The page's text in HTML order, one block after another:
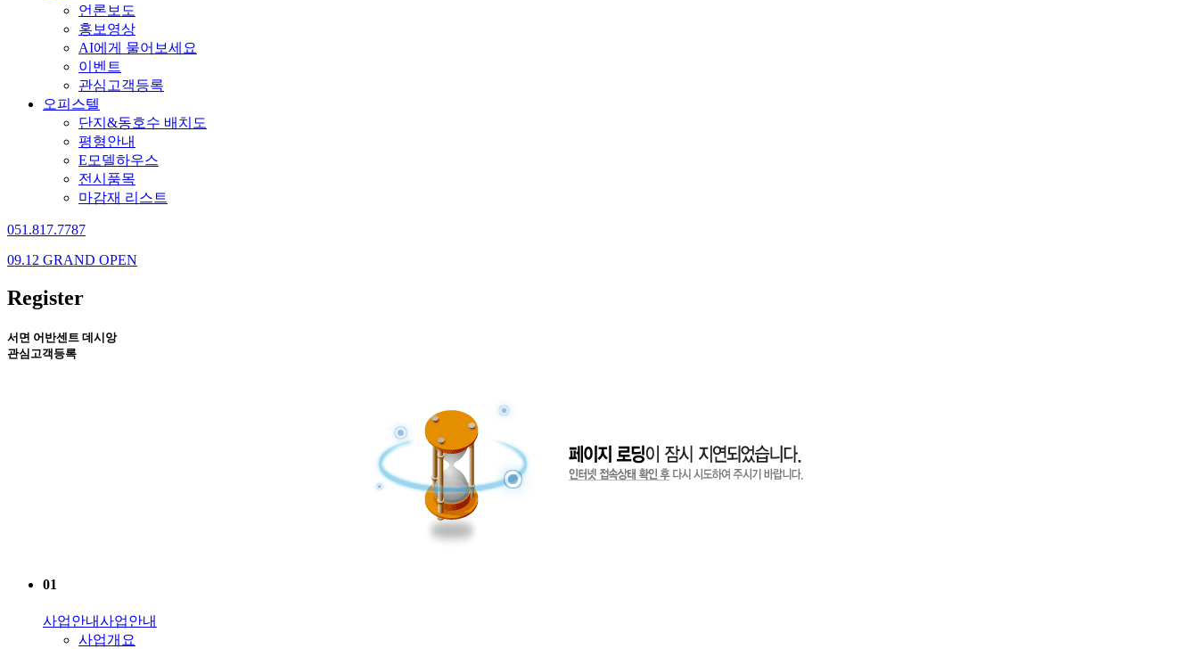
언론보도
홍보영상
AI에게 물어보세요
이벤트
관심고객등록
오피스텔
단지&동호수 배치도
평형안내
E모델하우스
전시품목
마감재 리스트
051.817.7787
09.12 GRAND OPEN
Register
서면 어반센트 데시앙
관심고객등록
01
사업안내사업안내
사업개요